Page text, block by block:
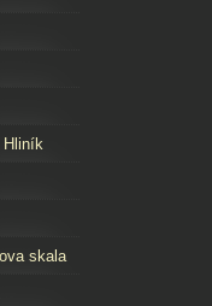
Hliník
skala